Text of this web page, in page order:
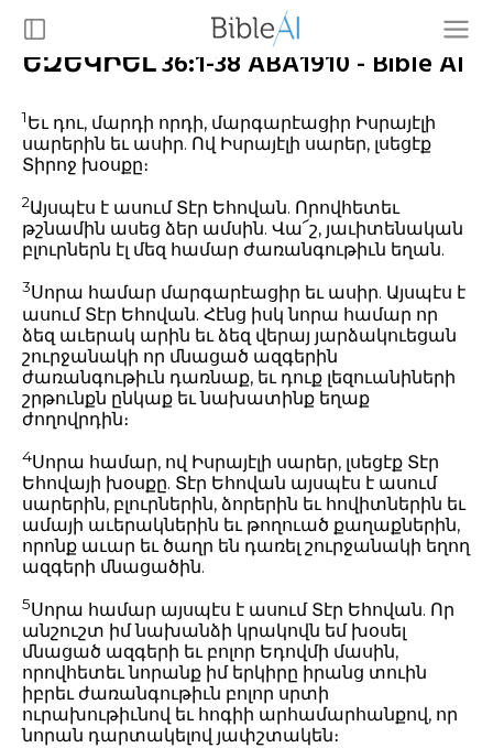
ԵԶԵԿԻԵԼ 36:1-38 ABA1910 - Bible AI
1Եւ դու, մարդի որդի, մարգարէացիր Իսրայէլի
սարերին եւ ասիր. Ով Իսրայէլի սարեր, լսեցէք
Տիրոջ խօսքը։
2Այսպէս է ասում Տէր Եհովան. Որովհետեւ
թշնամին ասեց ձեր ամսին. Վա՜շ, յաւիտենական
բլուրներն էլ մեզ համար ժառանգութիւն եղան.
3Սորա համար մարգարէացիր եւ ասիր. Այսպէս է
ասում Տէր Եհովան. Հէնց իսկ նորա համար որ
ձեզ աւերակ արին եւ ձեզ վերայ յարձակուեցան
շուրջանակի որ մնացած ազգերին
ժառանգութիւն դառնաք, եւ դուք լեզուանիների
շրթունքն ընկաք եւ նախատինք եղաք
ժողովրդին։
4Սորա համար, ով Իսրայէլի սարեր, լսեցէք Տէր
Եհովայի խօսքը. Տէր Եհովան այսպէս է ասում
սարերին, բլուրներին, ձորերին եւ հովիտներին եւ
ամայի աւերակներին եւ թողուած քաղաքներին,
որոնք աւար եւ ծաղր են դառել շուրջանակի եղող
ազգերի մնացածին.
5Սորա համար այսպէս է ասում Տէր Եհովան. Որ
անշուշտ իմ նախանձի կրակովն եմ խօսել
մնացած ազգերի եւ բոլոր Եդովմի մասին,
որովհետեւ նորանք իմ երկիրը իրանց տուին
իբրեւ ժառանգութիւն բոլոր սրտի
ուրախութիւնով եւ հոգիի արհամարհանքով, որ
նորան դարտակելով յափշտակեն։